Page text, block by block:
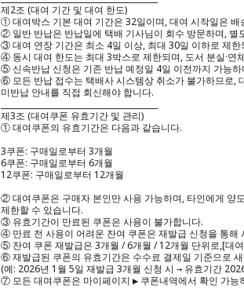
제2조 (대여 기간 및 대여 한도)
① 대여박스 기본 대여 기간은 32일이며, 대여 시작일은 배
② 일반 반납은 반납일에 택배 기사님이 회수 방문하며, 별
③ 대여 연장 기간은 최소 4일 이상, 최대 30일 이하로 제
④ 동시 대여 한도는 최대 3박스로 제한되며, 도서 분실·연
⑤ 신속반납 신청은 기존 반납 예정일 4일 이전까지 가능
⑥ 모든 반납 접수는 택배사 시스템상 취소가 불가하므로,
미반납 안내를 직접 회신해야 합니다.
제3조 (대여쿠폰 유효기간 및 관리)
① 대여쿠폰의 유효기간은 다음과 같습니다.
3쿠폰: 구매일로부터 3개월
6쿠폰: 구매일로부터 6개월
12쿠폰: 구매일로부터 12개월
② 대여쿠폰은 구매자 본인만 사용 가능하며, 타인에게 양
제한할 수 있습니다.
③ 유효기간이 만료된 쿠폰은 사용이 불가합니다.
④ 만료 전 사용이 어려운 잔여 쿠폰은 재발급 신청을 통해
⑤ 잔여 쿠폰 재발급은 3개월 / 6개월 / 12개월 단위로,[대
⑥ 재발급된 쿠폰의 유효기간은 수수료 결제일 기준으로
(예: 2026년 1월 5일 재발급 3개월 신청 시 → 유효기간
⑦ 모든 대여쿠폰은 마이페이지 ▶ 쿠폰내역에서 확인 가능